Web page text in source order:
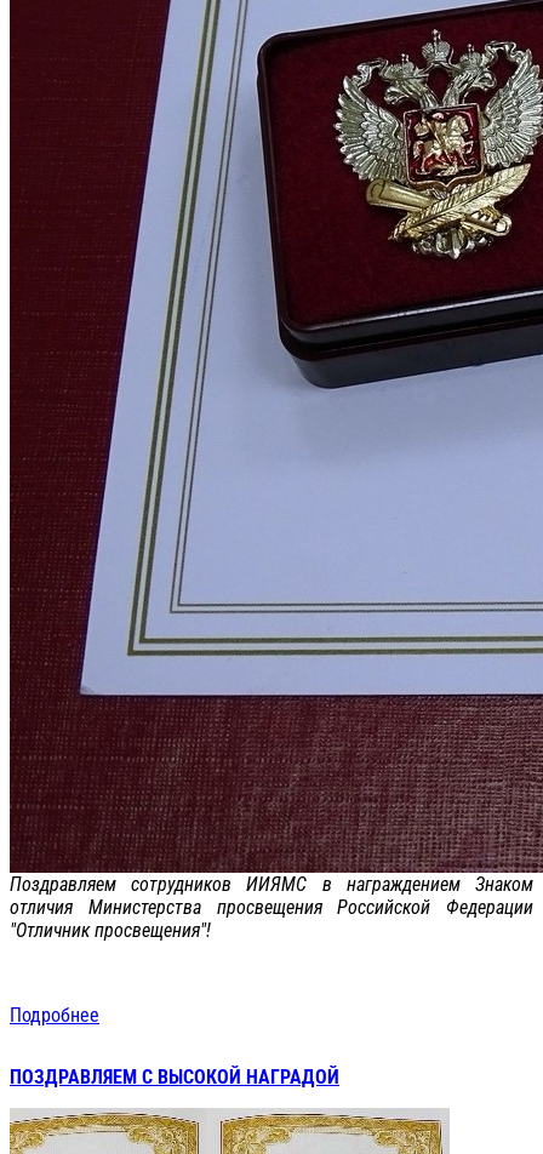
Поздравляем сотрудников ИИЯМС в награждением Знаком
отличия Министерства просвещения Российской Федерации
"Отличник просвещения"!
Подробнее
ПОЗДРАВЛЯЕМ С ВЫСОКОЙ НАГРАДОЙ